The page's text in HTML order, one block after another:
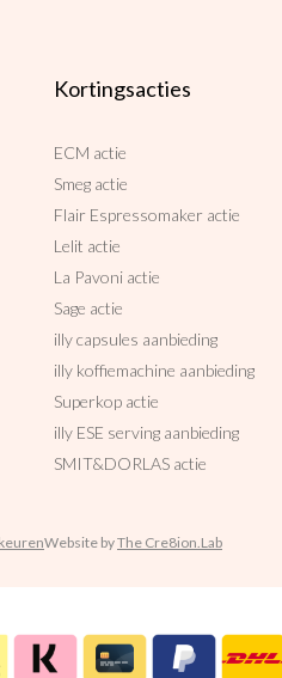
Kortingsacties
ECM actie
Smeg actie
Flair Espressomaker actie
Lelit actie
La Pavoni actie
Sage actie
illy capsules aanbieding
illy koffiemachine aanbieding
Superkop actie
illy ESE serving aanbieding
SMIT&DORLAS actie
Website byThe Cre8ion.Lab